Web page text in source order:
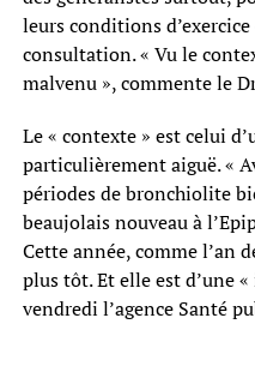
leurs conditions
consultation. « Vu le
malvenu », commente le
Le « contexte » est celui
particulièrement aiguë. «
périodes de bronchiolite
beaujolais nouveau à
Cette année, comme l’an
plus tôt. Et elle est d’une
vendredi l’agence Santé